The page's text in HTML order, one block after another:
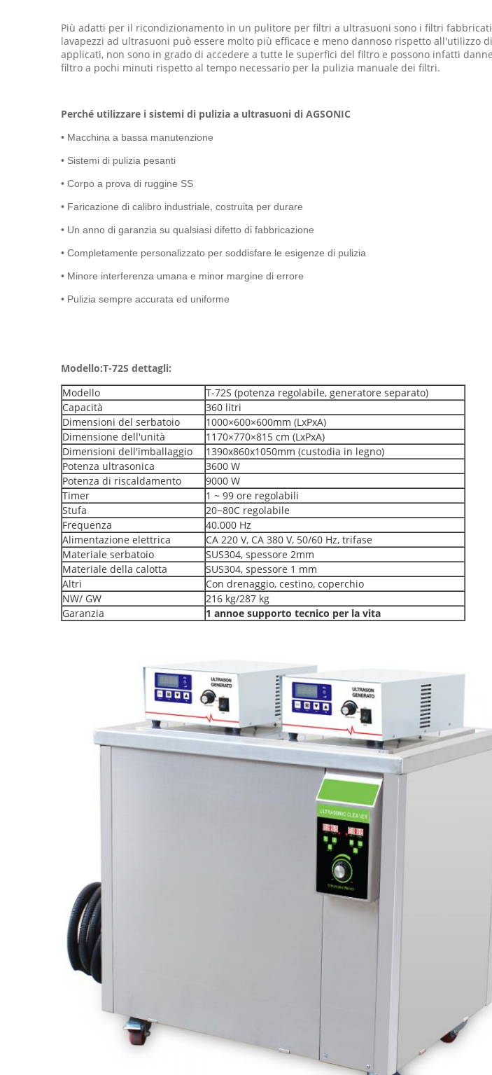
Più adatti per il ricondizionamento in un pulitore per filtri a ultrasuoni sono i filtri
lavapezzi ad ultrasuoni può essere molto più efficace e meno dannoso rispetto
applicati, non sono in grado di accedere a tutte le superfici del filtro e possono infatti
filtro a pochi minuti rispetto al tempo necessario per la pulizia manuale dei filtri.
Perché utilizzare i sistemi di pulizia a ultrasuoni di AGSONIC
• Macchina a bassa manutenzione
• Sistemi di pulizia pesanti
• Corpo a prova di ruggine SS
• Faricazione di calibro industriale, costruita per durare
• Un anno di garanzia su qualsiasi difetto di fabbricazione
• Completamente personalizzato per soddisfare le esigenze di pulizia
• Minore interferenza umana e minor margine di errore
• Pulizia sempre accurata ed uniforme
Modello:T-72S dettagli:
Modello
T-72S (potenza regolabile, generatore separato)
Capacità
360 litri
Dimensioni del serbatoio
1000×600×600mm (LxPxA)
Dimensione dell'unità
1170×770×815 cm (LxPxA)
Dimensioni dell'imballaggio
1390x860x1050mm (custodia in legno)
Potenza ultrasonica
3600 W
Potenza di riscaldamento
9000 W
Timer
1 ~ 99 ore regolabili
Stufa
20~80C regolabile
Frequenza
40.000 Hz
Alimentazione elettrica
CA 220 V, CA 380 V, 50/60 Hz, trifase
Materiale serbatoio
SUS304, spessore 2mm
Materiale della calotta
SUS304, spessore 1 mm
Altri
Con drenaggio, cestino, coperchio
NW/ GW
216 kg/287 kg
Garanzia
1 annoe supporto tecnico per la vita